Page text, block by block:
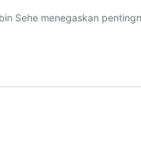
Sehe menegaskan